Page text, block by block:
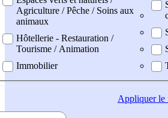
Agriculture / Pêche / Soins aux
animaux
Hôtellerie - Restauration /
Tourisme / Animation
Immobilier
Appliquerle